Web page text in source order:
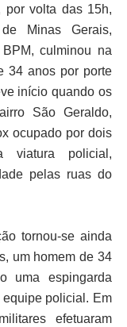
por volta das 15h,
Minas Gerais,
culminou na
34 anos por porte
início quando os
São Geraldo,
ocupado por dois
viatura policial,
pelas ruas do
tornou-se ainda
um homem de 34
uma espingarda
policial. Em
efetuaram